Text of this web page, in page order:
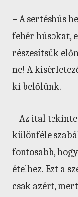
– A sertéshús
fehér húsokat,
részesítsük
ne! A
ki belőlünk.
– Az ital
különféle
fontosabb,
ételhez. Ezt a
csak azért,